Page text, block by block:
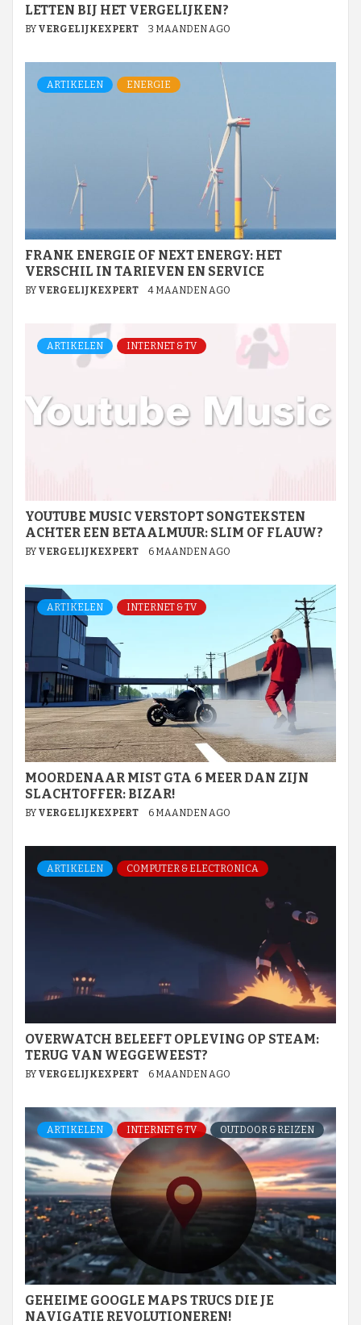
LETTEN BIJ HET VERGELIJKEN?
BY VERGELIJKEXPERT 3 MAANDEN AGO
ARTIKELEN ENERGIE
FRANK ENERGIE OF NEXT ENERGY: HET
VERSCHIL IN TARIEVEN EN SERVICE
BY VERGELIJKEXPERT 4 MAANDEN AGO
ARTIKELEN INTERNET & TV
YOUTUBE MUSIC VERSTOPT SONGTEKSTEN
ACHTER EEN BETAALMUUR: SLIM OF FLAUW?
BY VERGELIJKEXPERT 6 MAANDEN AGO
ARTIKELEN INTERNET & TV
MOORDENAAR MIST GTA 6 MEER DAN ZIJN
SLACHTOFFER: BIZAR!
BY VERGELIJKEXPERT 6 MAANDEN AGO
ARTIKELEN COMPUTER & ELECTRONICA
OVERWATCH BELEEFT OPLEVING OP STEAM:
TERUG VAN WEGGEWEEST?
BY VERGELIJKEXPERT 6 MAANDEN AGO
ARTIKELEN INTERNET & TV OUTDOOR & REIZEN
GEHEIME GOOGLE MAPS TRUCS DIE JE
NAVIGATIE REVOLUTIONEREN!